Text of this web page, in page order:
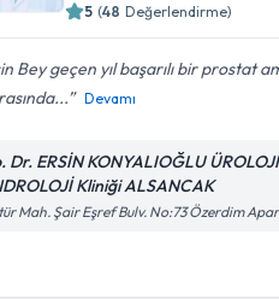
5 (48 Değerlendirme)
Bey geçen yıl başarılı bir prostat
Devamı
Dr. ERSİN KONYALIOĞLU
Kliniği ALSANCAK
Mah. Şair Eşref Bulv. No:73 Özerdim